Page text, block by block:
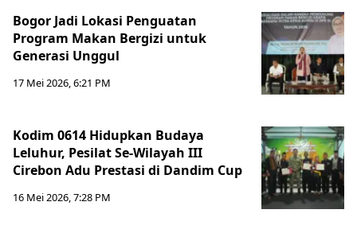
Bogor Jadi Lokasi Penguatan
Program Makan Bergizi untuk
Generasi Unggul
17 Mei 2026, 6:21 PM
Kodim 0614 Hidupkan Budaya
Leluhur, Pesilat Se-Wilayah III
Cirebon Adu Prestasi di Dandim Cup
16 Mei 2026, 7:28 PM